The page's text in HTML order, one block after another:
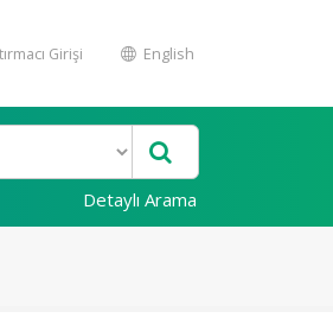
Girişi English
Detaylı Arama